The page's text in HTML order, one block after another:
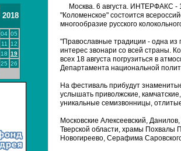
2018
04 05
11
12
18 19
25 26
Москва. 6 августа. ИНТЕРФАКС -
"Коломенское" состоится
многообразие русского
"Православные традиции - одна из
интерес звонари со всей страны.
всех 18 августа погрузиться в
Департамента национальной
На фестиваль прибудут
услышать приволжские,
уникальные семизвонницы,
Московские Алексеевский,
Тверской области, храмы Похвалы
Новогиреево, Серафима